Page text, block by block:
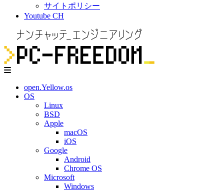
サイトポリシー
Youtube CH
open.Yellow.os
OS
Linux
BSD
Apple
macOS
iOS
Google
Android
Chrome OS
Microsoft
Windows